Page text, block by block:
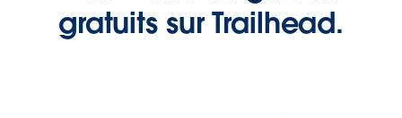
gratuits sur Trailhead.